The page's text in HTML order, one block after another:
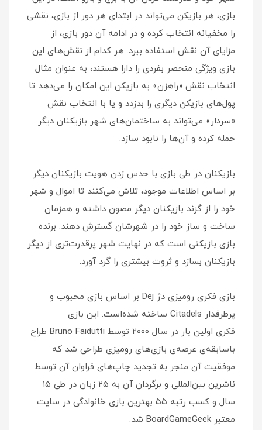
بازی، هر بازیکن می‌تواند در ابتدای هر دور از بازی، نقشی
را مخفیانه انتخاب کرده و در ادامه آن دور بازی، از
مزایای آن نقش استفاده ببرد. هر کدام از نقش‌های این
بازی ویژگی منحصر بفردی را دارا هستند، به عنوان مثال
انتخاب نقش «راهزن» به بازیکن این امکان را می‌دهد تا
پول‌های بازیکن دیگری را بدزدد و یا با انتخاب نقش
«سردار» می‌تواند به ساختمان‌های شهر بازیکنان دیگر
حمله کرده و آن‌ها را نابود سازد.
بازیکنان در طی بازی با حدس زدن هویت بازیکنان دیگر
بر اساس اطلاعات موجود، تلاش می‌کنند تا اموال و شهر
خود را از گزند بازیکنان دیگر مصون داشته و همزمان
ساخت و ساز خود را در شهرشان گسترش دهند. برنده
بازی بازیکنی است که در نهایت شهر پرقدرت‌تری از دیگر
بازیکنان بسازد و ثروت بیشتری را گرد آورد.
بازی فکری رومیزی دژ Dej بر اساس بازی محبوب و
پرطرفدار Citadels ساخته شده‌است. این بازی
فکری اولین بار در سال ۲۰۰۰ توسط Bruno Faidutti طراح
باسابقه‌ی عرصه‌ی بازی‌های رومیزی طراحی شد که
موفقیت آن منجر به تجدید چاپ‌های فراوان آن توسط
ناشرین بین‌المللی و برگردان آن به ۲۵ زبان در طی ۱۵
سال و کسب رتبه ۵۵ بهترین بازی خانوادگی در سایت
معتبر BoardGameGeek شد.